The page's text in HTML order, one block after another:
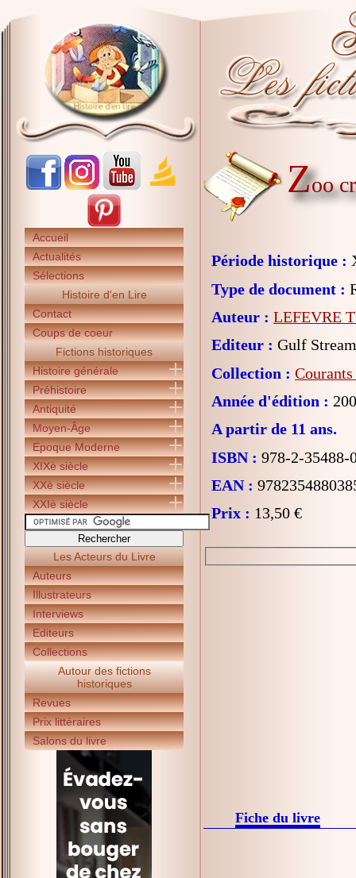
Accueil
Actualités
Sélections
Histoire d'en Lire
Contact
Coups de coeur
Fictions historiques
Histoire générale
Préhistoire
Antiquité
Moyen-Âge
Epoque Moderne
XIXè siècle
XXè siècle
XXIè siècle
Les Acteurs du Livre
Auteurs
Illustrateurs
Interviews
Editeurs
Collections
Autour des fictions
historiques
Revues
Prix littéraires
Salons du livre
Zoo
Période historique :
Type de document :
Auteur : LEFEVRE
Editeur : Gulf Stream
Collection :
Année d'édition :
A partir de 11 ans.
ISBN : 978-2-35488-
EAN :
Prix : 13,50 €
Fiche du livre